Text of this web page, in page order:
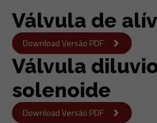
Válvula de
Download Versão PDF
Válvula
solenoide
Download Versão PDF